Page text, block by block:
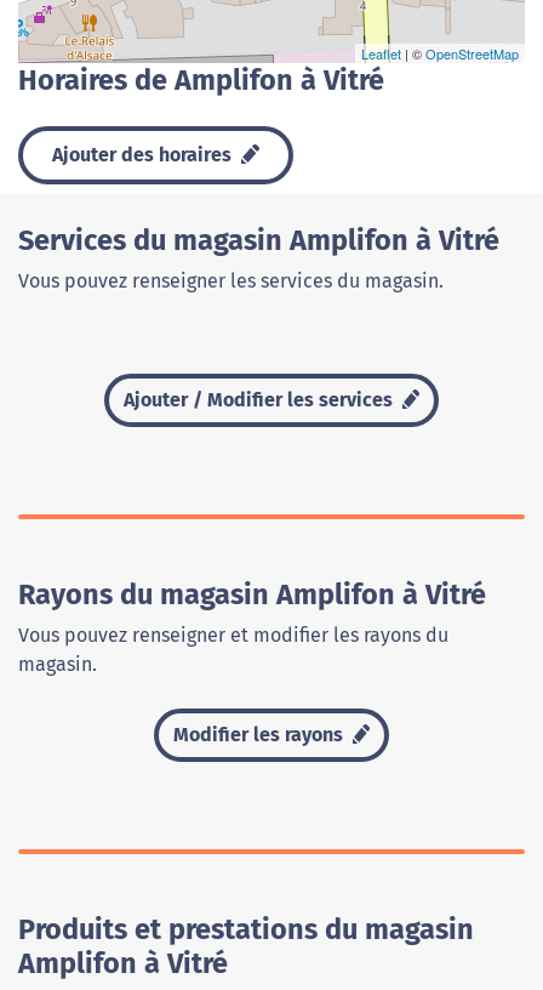
Leaflet | ©OpenStreetMap
Horaires de Amplifon à Vitré
Ajouter des horaires
Services du magasin Amplifon à Vitré
Vous pouvez renseigner les services du magasin.
Ajouter / Modifier les services
Rayons du magasin Amplifon à Vitré
Vous pouvez renseigner et modifier les rayons du
magasin.
Modifier les rayons
Produits et prestations du magasin
Amplifon à Vitré